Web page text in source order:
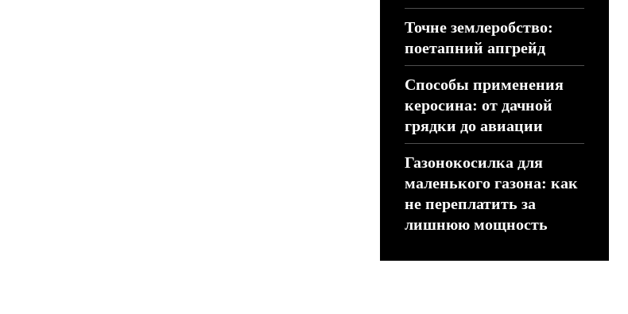
Точне землеробство:
поетапний апгрейд
Способы применения
керосина: от дачной
грядки до авиации
Газонокосилка для
маленького газона: как
не переплатить за
лишнюю мощность